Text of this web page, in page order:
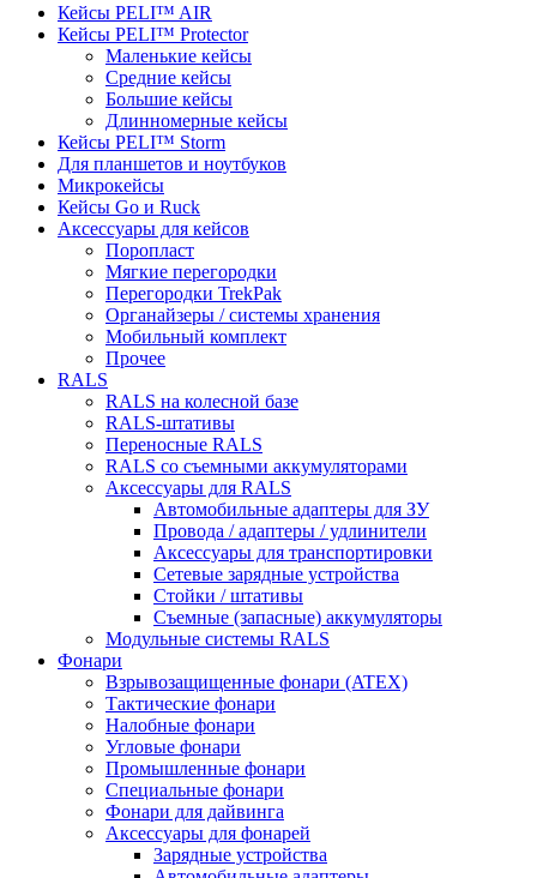
Кейсы PELI™ AIR
Кейсы PELI™ Protector
Маленькие кейсы
Средние кейсы
Большие кейсы
Длинномерные кейсы
Кейсы PELI™ Storm
Для планшетов и ноутбуков
Микрокейсы
Кейсы Go и Ruck
Аксессуары для кейсов
Поропласт
Мягкие перегородки
Перегородки TrekPak
Органайзеры / системы хранения
Мобильный комплект
Прочее
RALS
RALS на колесной базе
RALS-штативы
Переносные RALS
RALS со съемными аккумуляторами
Аксессуары для RALS
Автомобильные адаптеры для ЗУ
Провода / адаптеры / удлинители
Аксессуары для транспортировки
Сетевые зарядные устройства
Стойки / штативы
Съемные (запасные) аккумуляторы
Модульные системы RALS
Фонари
Взрывозащищенные фонари (ATEX)
Тактические фонари
Налобные фонари
Угловые фонари
Промышленные фонари
Специальные фонари
Фонари для дайвинга
Аксессуары для фонарей
Зарядные устройства